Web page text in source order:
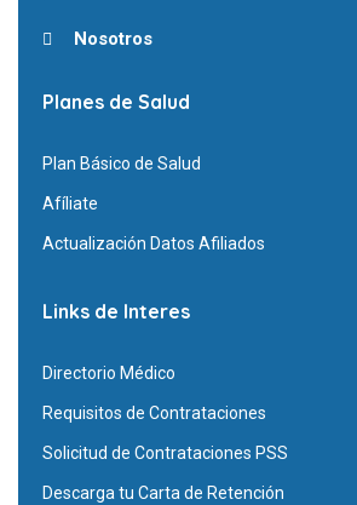
Nosotros
Planes de Salud
Plan Básico de Salud
Afíliate
Actualización Datos Afiliados
Links de Interes
Directorio Médico
Requisitos de Contrataciones
Solicitud de Contrataciones PSS
Descarga tu Carta de Retención